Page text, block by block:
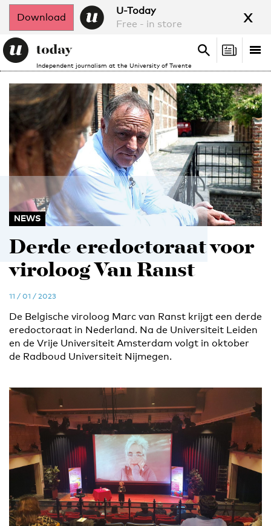
Download
U-Today
Free - in store
x
Independent journalism at the University of Twente
Search
Search
NEWS
Derde eredoctoraat voor
viroloog Van Ranst
11 / 01 / 2023
De Belgische viroloog Marc van Ranst krijgt een derde
eredoctoraat in Nederland. Na de Universiteit Leiden
en de Vrije Universiteit Amsterdam volgt in oktober
de Radboud Universiteit Nijmegen.